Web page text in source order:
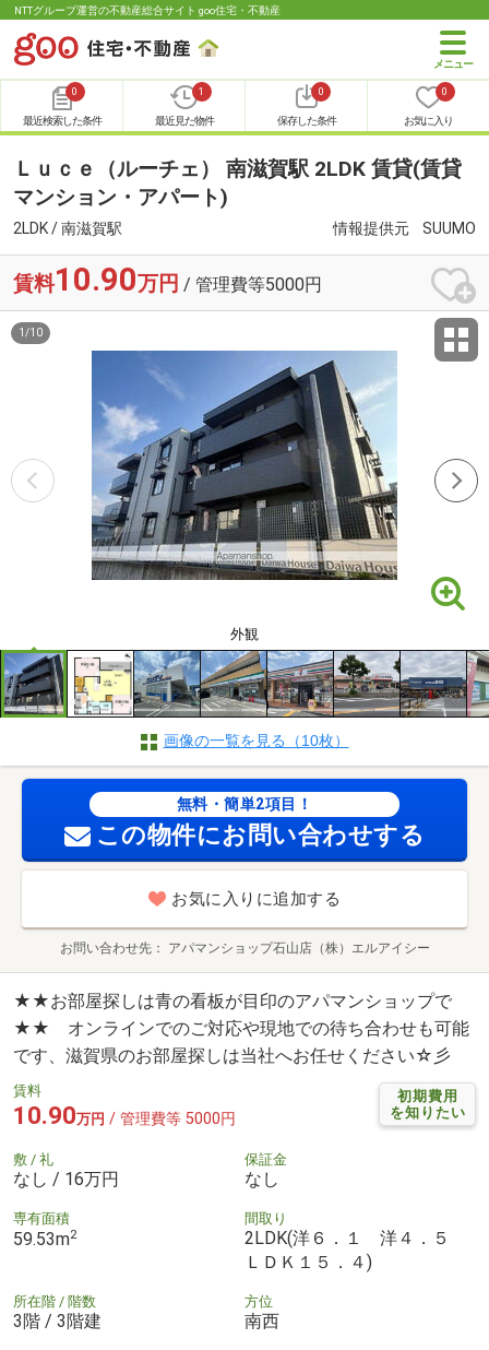
NTTグループ運営の不動産総合サイト goo住宅・不動産
0
最近検索した条件
1
最近見た物件
0
保存した条件
0
お気に入り
Ｌｕｃｅ（ルーチェ） 南滋賀駅 2LDK 賃貸(賃貸
マンション・アパート)
2LDK / 南滋賀駅 情報提供元 SUUMO
賃料10.90万円 / 管理費等5000円
外観
1 /10
画像の一覧を見る（10枚）
無料・簡単2項目！
この物件にお問い合わせする
お気に入りに追加する
お問い合わせ先 アパマンショップ石山店（株）エルアイシー
★★お部屋探しは青の看板が目印のアパマンショップで
★★ オンラインでのご対応や現地での待ち合わせも可能
です、滋賀県のお部屋探しは当社へお任せください☆彡
初期費用
を知りたい
賃料
10.90万円 / 管理費等 5000円
敷 / 礼
なし / 16万円
保証金
なし
専有面積
59.53m2
間取り
2LDK(洋６．１ 洋４．５
ＬＤＫ１５．４)
所在階 / 階数
3階 / 3階建
方位
南西